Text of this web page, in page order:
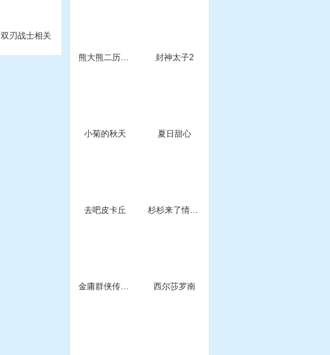
双刃战士相关
熊大熊二历险记 封神太子2
小菊的秋天 夏日甜心
去吧皮卡丘 杉杉来了情侣装扮
金庸群侠传x0.5 西尔莎罗南